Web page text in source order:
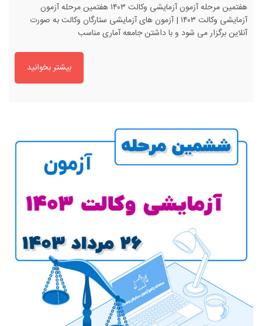
هفتمین مرحله آزمون آزمایشی وکالت ۱۴۰۳ هفتمین مرحله آزمون
آزمایشی وکالت ۱۴۰۳ | آزمون های آزمایشی ستارگان وکالت به صورت
آنلاین برگزار می شود و با داشتن جامعه آماری مناسب
بیشتر بخوانید